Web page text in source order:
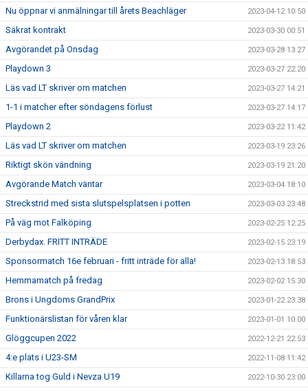
Nu öppnar vi anmälningar till årets Beachläger 2023-04-12 10:50
Säkrat kontrakt 2023-03-30 00:51
Avgörandet på Onsdag 2023-03-28 13:27
Playdown 3 2023-03-27 22:20
Läs vad LT skriver om matchen 2023-03-27 14:21
1-1 i matcher efter söndagens förlust 2023-03-27 14:17
Playdown 2 2023-03-22 11:42
Läs vad LT skriver om matchen 2023-03-19 23:26
Riktigt skön vändning 2023-03-19 21:20
Avgörande Match väntar 2023-03-04 18:10
Streckstrid med sista slutspelsplatsen i potten 2023-03-03 23:48
På väg mot Falköping 2023-02-25 12:25
Derbydax. FRITT INTRÄDE 2023-02-15 23:19
Sponsormatch 16e februari - fritt inträde för alla! 2023-02-13 18:53
Hemmamatch på fredag 2023-02-02 15:30
Brons i Ungdoms GrandPrix 2023-01-22 23:38
Funktionärslistan för våren klar 2023-01-01 10:00
Glöggcupen 2022 2022-12-21 22:53
4:e plats i U23-SM 2022-11-08 11:42
Killarna tog Guld i Nevza U19 2022-10-30 23:00